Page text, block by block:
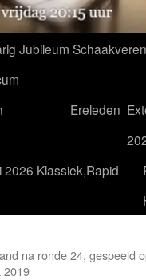
Jubileum
Ereleden
2026 Klassiek,Rapid
na ronde 24, gespeeld
2019